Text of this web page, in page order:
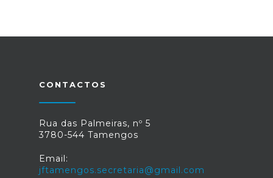
CONTACTOS
Rua das Palmeiras, nº 5
3780-544 Tamengos
Email:
jftamengos.secretaria@gmail.com